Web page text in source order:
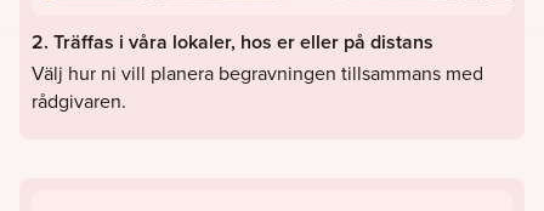
2. Träffas i våra lokaler, hos er eller på distans
Välj hur ni vill planera begravningen tillsammans med
rådgivaren.